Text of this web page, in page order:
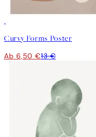
Curvy Forms Poster
Ab 6,50 €13 €